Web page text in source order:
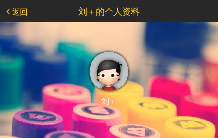
返回 刘＋的个人资料
刘＋